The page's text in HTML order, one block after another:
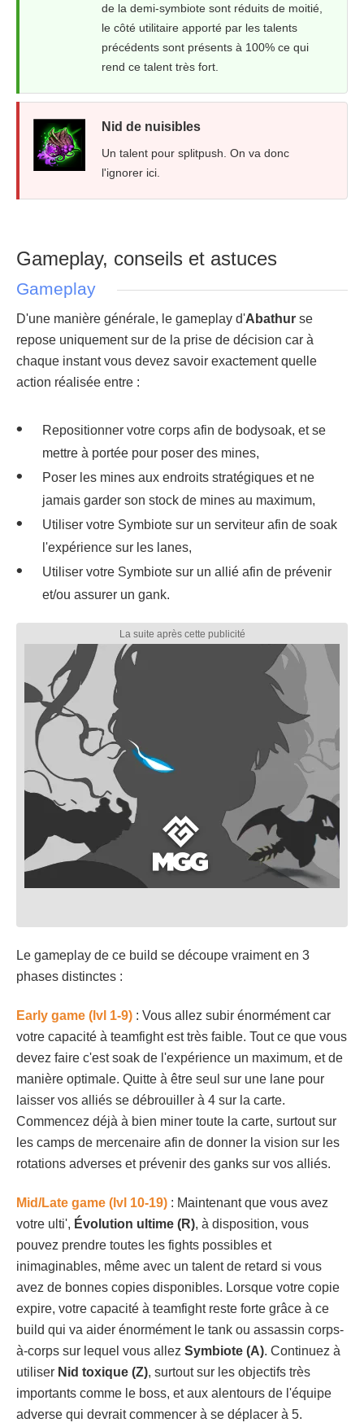
de la demi-symbiote sont réduits de moitié,
le côté utilitaire apporté par les talents
précédents sont présents à 100% ce qui
rend ce talent très fort.
Nid de nuisibles
Un talent pour splitpush. On va donc
l'ignorer ici.
Gameplay, conseils et astuces
Gameplay
D'une manière générale, le gameplay d'Abathur se
repose uniquement sur de la prise de décision car à
chaque instant vous devez savoir exactement quelle
action réalisée entre :
Repositionner votre corps afin de bodysoak, et se
mettre à portée pour poser des mines,
Poser les mines aux endroits stratégiques et ne
jamais garder son stock de mines au maximum,
Utiliser votre Symbiote sur un serviteur afin de soak
l'expérience sur les lanes,
Utiliser votre Symbiote sur un allié afin de prévenir
et/ou assurer un gank.
Le gameplay de ce build se découpe vraiment en 3
phases distinctes :
Early game (lvl 1-9) : Vous allez subir énormément car
votre capacité à teamfight est très faible. Tout ce que vous
devez faire c'est soak de l'expérience un maximum, et de
manière optimale. Quitte à être seul sur une lane pour
laisser vos alliés se débrouiller à 4 sur la carte.
Commencez déjà à bien miner toute la carte, surtout sur
les camps de mercenaire afin de donner la vision sur les
rotations adverses et prévenir des ganks sur vos alliés.
Mid/Late game (lvl 10-19) : Maintenant que vous avez
votre ulti', Évolution ultime (R), à disposition, vous
pouvez prendre toutes les fights possibles et
inimaginables, même avec un talent de retard si vous
avez de bonnes copies disponibles. Lorsque votre copie
expire, votre capacité à teamfight reste forte grâce à ce
build qui va aider énormément le tank ou assassin corps-
à-corps sur lequel vous allez Symbiote (A). Continuez à
utiliser Nid toxique (Z), surtout sur les objectifs très
importants comme le boss, et aux alentours de l'équipe
adverse qui devrait commencer à se déplacer à 5.